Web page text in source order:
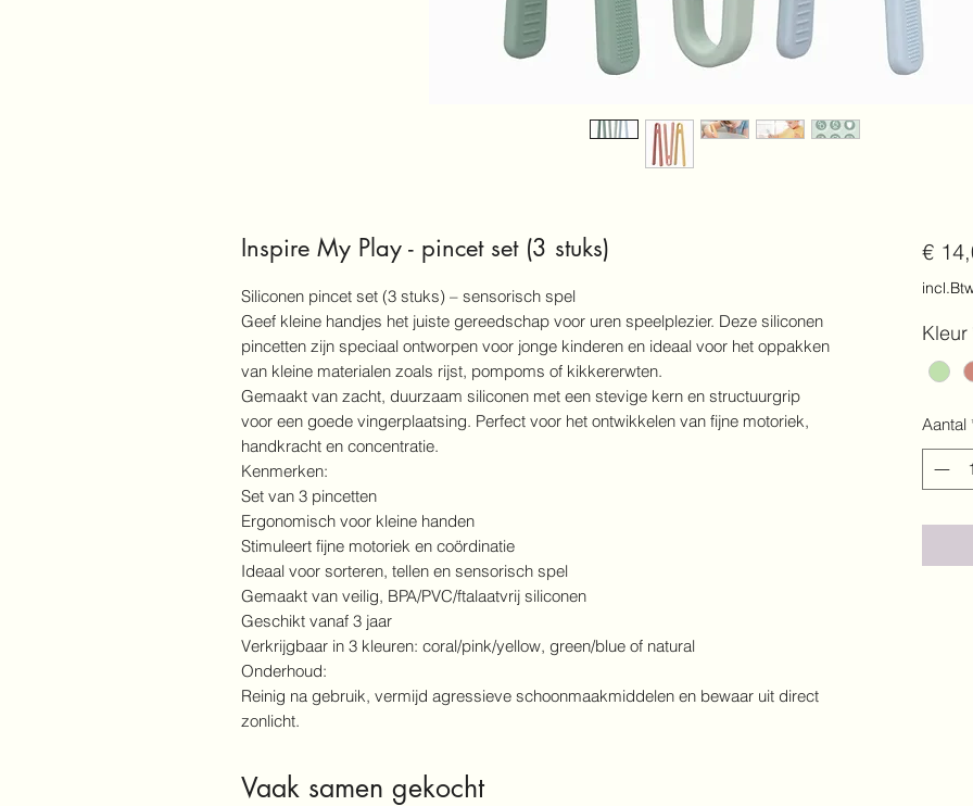
Inspire My Play - pincet set (3 stuks)
Siliconen pincet set (3 stuks) – sensorisch spel
Geef kleine handjes het juiste gereedschap voor uren speelplezier. Deze siliconen
pincetten zijn speciaal ontworpen voor jonge kinderen en ideaal voor het oppakken
van kleine materialen zoals rijst, pompoms of kikkererwten.
Gemaakt van zacht, duurzaam siliconen met een stevige kern en structuurgrip
voor een goede vingerplaatsing. Perfect voor het ontwikkelen van fijne motoriek,
handkracht en concentratie.
Kenmerken:
Set van 3 pincetten
Ergonomisch voor kleine handen
Stimuleert fijne motoriek en coördinatie
Ideaal voor sorteren, tellen en sensorisch spel
Gemaakt van veilig, BPA/PVC/ftalaatvrij siliconen
Geschikt vanaf 3 jaar
Verkrijgbaar in 3 kleuren: coral/pink/yellow, green/blue of natural
Onderhoud:
Reinig na gebruik, vermijd agressieve schoonmaakmiddelen en bewaar uit direct
zonlicht.
€
Kleur
Aantal
Vaak samen gekocht